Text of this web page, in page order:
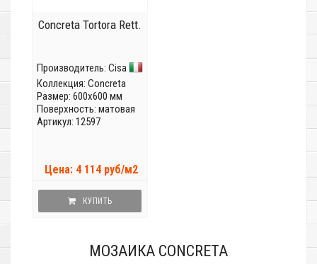
Concreta Tortora Rett.
Производитель: Cisa
Коллекция: Concreta
Размер: 600x600 мм
Поверхность: матовая
Артикул: 12597
Цена: 4 114 руб/м2
КУПИТЬ
МОЗАИКА CONCRETA